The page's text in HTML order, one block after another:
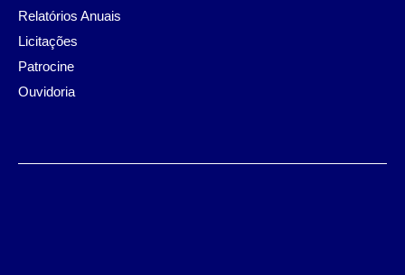
Relatórios Anuais
Licitações
Patrocine
Ouvidoria